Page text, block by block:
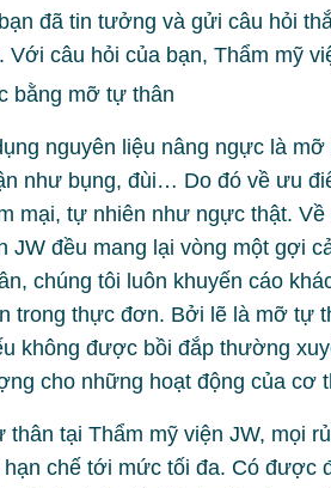
đã tin tưởng và gửi câu hỏi
câu hỏi của bạn, Thẩm mỹ
nguyên liệu nâng ngực là
như bụng, đùi… Do đó về ưu
mại, tự nhiên như ngực thật.
JW đều mang lại vòng một gợi
chúng tôi luôn khuyến cáo
trong thực đơn. Bởi lẽ là mỡ tự
không được bồi đắp thường
cho những hoạt động của cơ
tại Thẩm mỹ viện JW, mọi
chế tới mức tối đa. Có được